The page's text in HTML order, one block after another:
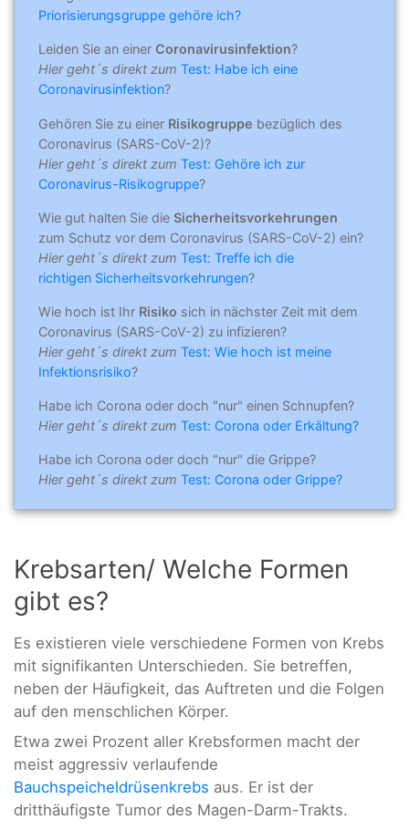
Priorisierungsgruppe gehöre ich?
Leiden Sie an einer Coronavirusinfektion?
Hier geht´s direkt zum Test: Habe ich eine
Coronavirusinfektion?
Gehören Sie zu einer Risikogruppe bezüglich des
Coronavirus (SARS-CoV-2)?
Hier geht´s direkt zum Test: Gehöre ich zur
Coronavirus-Risikogruppe?
Wie gut halten Sie die Sicherheitsvorkehrungen
zum Schutz vor dem Coronavirus (SARS-CoV-2) ein?
Hier geht´s direkt zum Test: Treffe ich die
richtigen Sicherheitsvorkehrungen?
Wie hoch ist Ihr Risiko sich in nächster Zeit mit dem
Coronavirus (SARS-CoV-2) zu infizieren?
Hier geht´s direkt zum Test: Wie hoch ist meine
Infektionsrisiko?
Habe ich Corona oder doch "nur" einen Schnupfen?
Hier geht´s direkt zum Test: Corona oder Erkältung?
Habe ich Corona oder doch "nur" die Grippe?
Hier geht´s direkt zum Test: Corona oder Grippe?
Krebsarten/ Welche Formen
gibt es?
Es existieren viele verschiedene Formen von Krebs
mit signifikanten Unterschieden. Sie betreffen,
neben der Häufigkeit, das Auftreten und die Folgen
auf den menschlichen Körper.
Etwa zwei Prozent aller Krebsformen macht der
meist aggressiv verlaufende
Bauchspeicheldrüsenkrebs aus. Er ist der
dritthäufigste Tumor des Magen-Darm-Trakts.